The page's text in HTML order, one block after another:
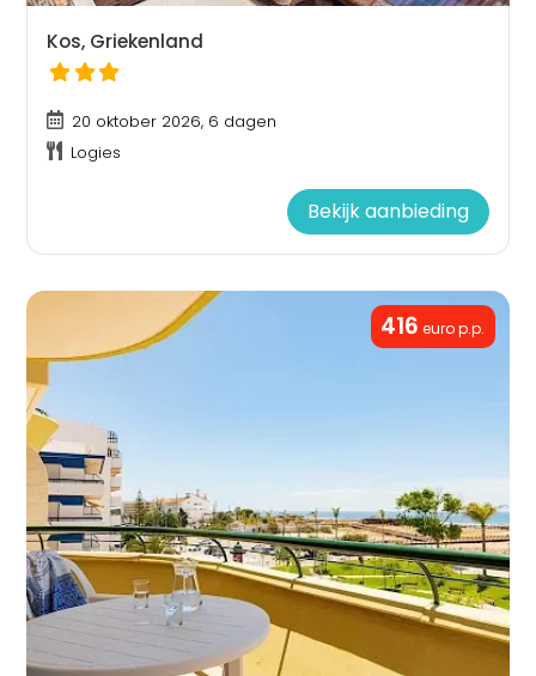
Kos, Griekenland
20 oktober 2026, 6 dagen
Logies
Bekijk aanbieding
416 euro p.p.